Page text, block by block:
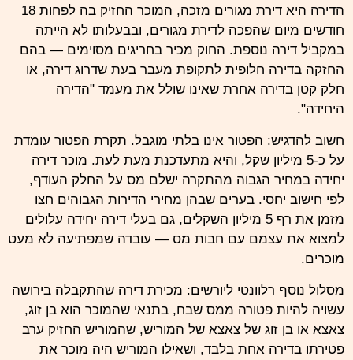
הדירה היא דירת מגורים מזכה, המוכר החזיק בה לפחות 18
חודשים מיום שהפכה לדירת מגורים, ובבעלותו לא הייתה
במקביל דירה נוספת. החוק מכיר בחריגים מסוימים — בהם
החזקה בדירה חלופית לתקופת מעבר בעת שדרוג דירה, או
חלק קטן בדירה אחרת שאינו שולל את מעמד "הדירה
היחידה".
חשוב להדגיש: הפטור אינו בלתי מוגבל. תקרת הפטור עומדת
על כ-5 מיליון שקל, והיא מתעדכנת מעת לעת. מוכר דירה
יחידה במחיר הגבוה מהתקרה ישלם מס על החלק העודף,
לפי חישוב יחסי. בערים שבהן מחירי הדירות הגבוהים חצו
מזמן את רף 5 מיליון השקלים, גם בעלי דירה יחידה עלולים
למצוא את עצמם עם חבות מס — עובדה שמפתיעה לא מעט
מוכרים.
מסלול נוסף רלוונטי ליורשים: מכירת דירה שהתקבלה בירושה
עשויה להיות פטורה ממס שבח, בתנאי שהמוכר הוא בן זוג,
צאצא או בן זוג של צאצא של המוריש, שהמוריש החזיק ערב
פטירתו בדירה אחת בלבד, ושאילו המוריש היה מוכר את